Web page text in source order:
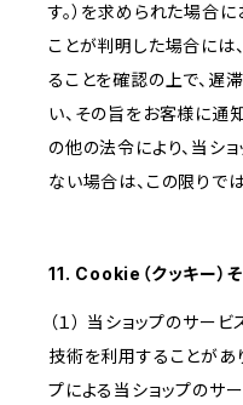
す。）を求められた場合
ことが判明した場合には
ることを確認の上で、遅
い、その旨をお客様に通
の他の法令により、当シ
ない場合は、この限りで
11. Cookie（クッキー）
（１） 当ショップのサー
技術を利用することがあ
プによる当ショップのサ